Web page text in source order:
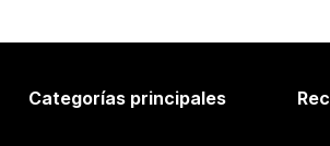
Categorías principales